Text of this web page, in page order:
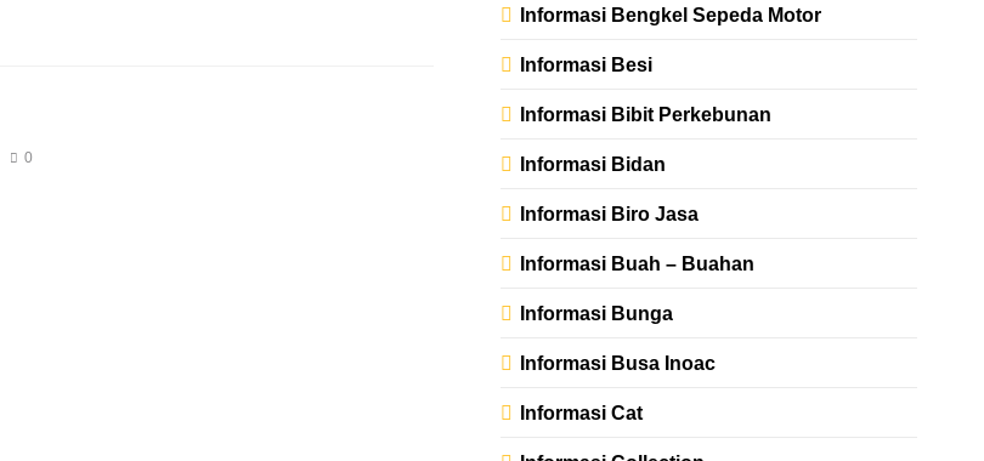
0
Informasi Bengkel Sepeda Motor
Informasi Besi
Informasi Bibit Perkebunan
Informasi Bidan
Informasi Biro Jasa
Informasi Buah – Buahan
Informasi Bunga
Informasi Busa Inoac
Informasi Cat